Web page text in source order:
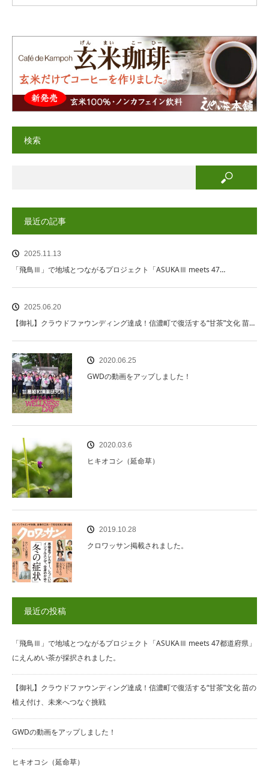
検索
最近の記事
2025.11.13
「飛鳥Ⅲ」で地域とつながるプロジェクト「ASUKAⅢ meets 47…
2025.06.20
【御礼】クラウドファウンディング達成！信濃町で復活する“甘茶”文化 苗…
2020.06.25
GWDの動画をアップしました！
2020.03.6
ヒキオコシ（延命草）
2019.10.28
クロワッサン掲載されました。
最近の投稿
「飛鳥Ⅲ」で地域とつながるプロジェクト「ASUKAⅢ meets 47都道府県」
にえんめい茶が採択されました。
【御礼】クラウドファウンディング達成！信濃町で復活する“甘茶”文化 苗の
植え付け、未来へつなぐ挑戦
GWDの動画をアップしました！
ヒキオコシ（延命草）